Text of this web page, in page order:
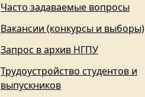
Часто задаваемые вопросы
Вакансии (конкурсы и выборы)
Запрос в архив НГПУ
Трудоустройство студентов и
выпускников